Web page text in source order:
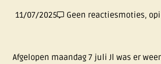
11/07/2025 Geen reactiesmoties,
Afgelopen maandag 7 juli Jl was er